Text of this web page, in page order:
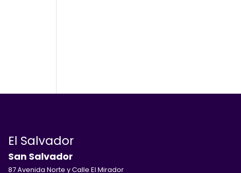
El Salvador
San Salvador
87 Avenida Norte y Calle El Mirador